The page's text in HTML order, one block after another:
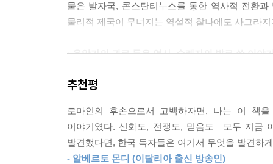
묻은 발자국, 콘스탄티누스를 통한 역사적 전환
물리적 제국이 무너지는 역설적 찰나에도 사그라
· 음악가의 귀로 들은 역사, 순례자의 발로 쓴 이야
저자는 10여 년의 로마 유학 기간 동안 수천 회
아닌 감동으로 전달하는 강연형 아티스트다. 그
추천평
로마인의 후손으로서 고백하자면, 나는 이 책
이야기였다. 신화도, 전쟁도, 믿음도—모두 지금
발견했다면, 한국 독자들은 여기서 무엇을 발견하
- 알베르토 몬디 (이탈리아 출신 방송인)